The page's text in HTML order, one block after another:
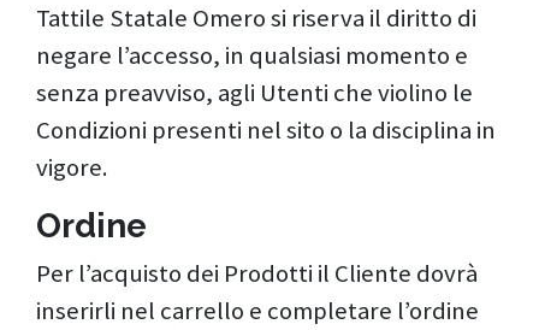
Tattile Statale Omero si riserva il diritto di
negare l’accesso, in qualsiasi momento e
senza preavviso, agli Utenti che violino le
Condizioni presenti nel sito o la disciplina in
vigore.
Ordine
Per l’acquisto dei Prodotti il Cliente dovrà
inserirli nel carrello e completare l’ordine